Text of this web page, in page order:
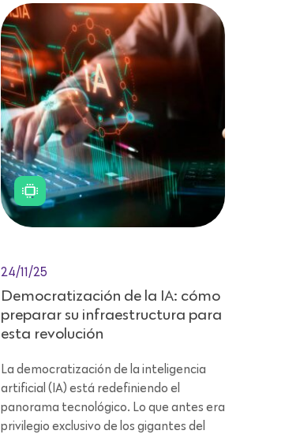
24/11/25
Democratización de la IA: cómo
preparar su infraestructura para
esta revolución
La democratización de la inteligencia
artificial (IA) está redefiniendo el
panorama tecnológico. Lo que antes era
privilegio exclusivo de los gigantes del